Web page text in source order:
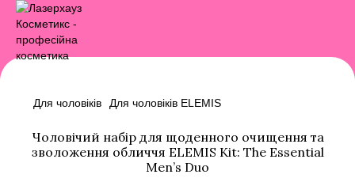
Для чоловіків Для чоловіків ELEMIS
Чоловічий набір для щоденного очищення та
зволоження обличчя ELEMIS Kit: The Essential
Men’s Duo